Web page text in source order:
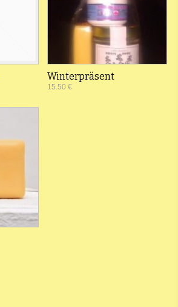
Winterpräsent
15.50 €